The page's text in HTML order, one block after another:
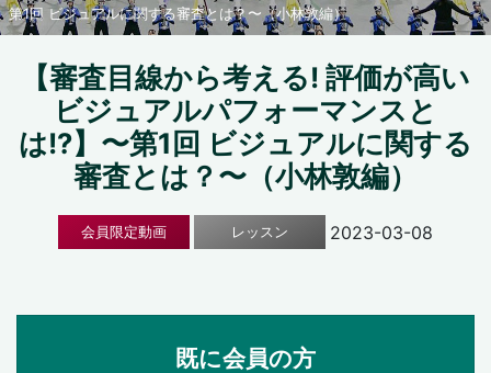
第1回 ビジュアルに関する審査とは？〜（小林敦編）
【審査目線から考える! 評価が高い
ビジュアルパフォーマンスと
は!?】〜第1回 ビジュアルに関する
審査とは？〜（小林敦編）
会員限定動画 レッスン 2023-03-08
既に会員の方